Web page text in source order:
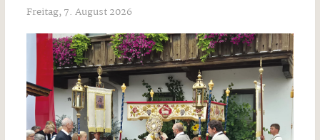
Freitag, 7. August 2026